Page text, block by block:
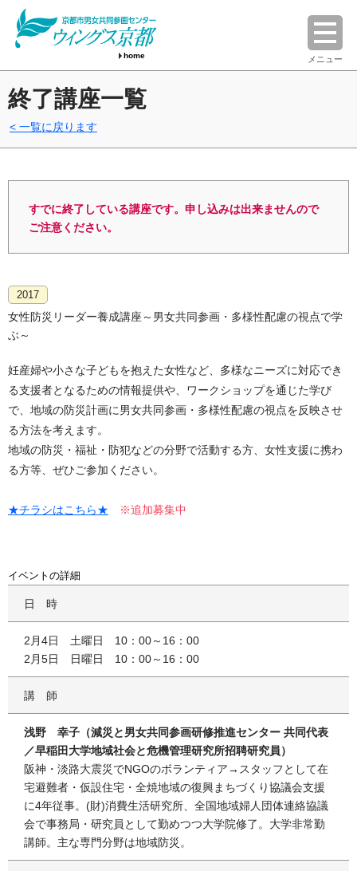
home メニュー
終了講座一覧
一覧に戻ります
すでに終了している講座です。申し込みは出来ませんので
ご注意ください。
2017
女性防災リーダー養成講座～男女共同参画・多様性配慮の視点で学
ぶ～
妊産婦や小さな子どもを抱えた女性など、多様なニーズに対応でき
る支援者となるための情報提供や、ワークショップを通じた学び
で、地域の防災計画に男女共同参画・多様性配慮の視点を反映させ
る方法を考えます。
地域の防災・福祉・防犯などの分野で活動する方、女性支援に携わ
る方等、ぜひご参加ください。
★チラシはこちら★ ※追加募集中
イベントの詳細
日時
2月4日 土曜日 10：00～16：00
2月5日 日曜日 10：00～16：00
講師
浅野 幸子（減災と男女共同参画研修推進センター 共同代表
／早稲田大学地域社会と危機管理研究所招聘研究員）
阪神・淡路大震災でNGOのボランティア→スタッフとして在
宅避難者・仮設住宅・全焼地域の復興まちづくり協議会支援
に4年従事。(財)消費生活研究所、全国地域婦人団体連絡協議
会で事務局・研究員として勤めつつ大学院修了。大学非常勤
講師。主な専門分野は地域防災。